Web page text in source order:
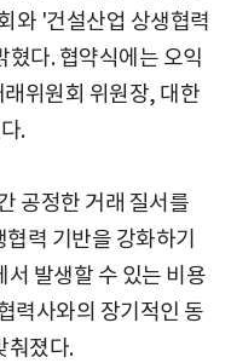
와 '건설산업 상생협력
다. 협약식에는 오익
위원회 위원장, 대한
.
공정한 거래 질서를
력 기반을 강화하기
발생할 수 있는 비용
력사와의 장기적인 동
춰졌다.